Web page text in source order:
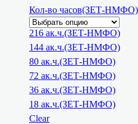
Кол-во часов(ЗЕТ-НМФО)
216 ак.ч.(ЗЕТ-НМФО)
144 ак.ч.(ЗЕТ-НМФО)
80 ак.ч.(ЗЕТ-НМФО)
72 ак.ч.(ЗЕТ-НМФО)
36 ак.ч.(ЗЕТ-НМФО)
18 ак.ч.(ЗЕТ-НМФО)
Clear